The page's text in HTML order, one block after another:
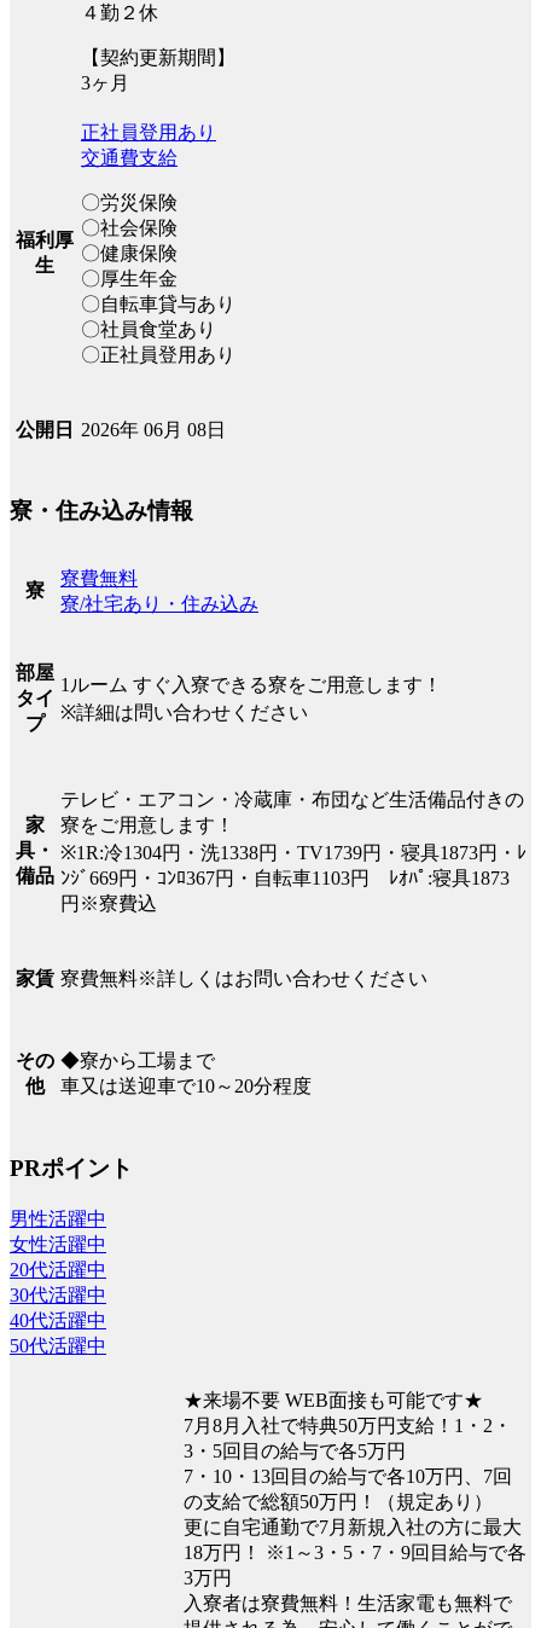
４勤２休
【契約更新期間】
3ヶ月
福利厚
生
正社員登用あり
交通費支給
〇労災保険
〇社会保険
〇健康保険
〇厚生年金
〇自転車貸与あり
〇社員食堂あり
〇正社員登用あり
公開日 2026年 06月 08日
寮・住み込み情報
寮
寮費無料
寮/社宅あり・住み込み
部屋
タイ
プ
1ルーム すぐ入寮できる寮をご用意します！
※詳細は問い合わせください
家
具・
備品
テレビ・エアコン・冷蔵庫・布団など生活備品付きの
寮をご用意します！
※1R:冷1304円・洗1338円・TV1739円・寝具1873円・ﾚ
ﾝｼﾞ669円・ｺﾝﾛ367円・自転車1103円 ﾚｵﾊﾟ:寝具1873
円※寮費込
家賃 寮費無料※詳しくはお問い合わせください
その
他
◆寮から工場まで
車又は送迎車で10～20分程度
PRポイント
男性活躍中
女性活躍中
20代活躍中
30代活躍中
40代活躍中
50代活躍中
★来場不要 WEB面接も可能です★
7月8月入社で特典50万円支給！1・2・
3・5回目の給与で各5万円
7・10・13回目の給与で各10万円、7回
の支給で総額50万円！（規定あり）
更に自宅通勤で7月新規入社の方に最大
18万円！ ※1～3・5・7・9回目給与で各
3万円
入寮者は寮費無料！生活家電も無料で